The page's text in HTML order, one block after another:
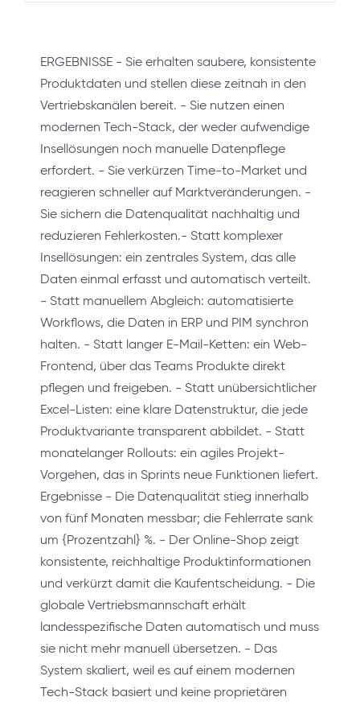
ERGEBNISSE - Sie erhalten saubere, konsistente
Produktdaten und stellen diese zeitnah in den
Vertriebskanälen bereit. - Sie nutzen einen
modernen Tech-Stack, der weder aufwendige
Insellösungen noch manuelle Datenpflege
erfordert. - Sie verkürzen Time-to-Market und
reagieren schneller auf Marktveränderungen. -
Sie sichern die Datenqualität nachhaltig und
reduzieren Fehlerkosten.- Statt komplexer
Insellösungen: ein zentrales System, das alle
Daten einmal erfasst und automatisch verteilt.
- Statt manuellem Abgleich: automatisierte
Workflows, die Daten in ERP und PIM synchron
halten. - Statt langer E-Mail-Ketten: ein Web-
Frontend, über das Teams Produkte direkt
pflegen und freigeben. - Statt unübersichtlicher
Excel-Listen: eine klare Datenstruktur, die jede
Produktvariante transparent abbildet. - Statt
monatelanger Rollouts: ein agiles Projekt-
Vorgehen, das in Sprints neue Funktionen liefert.
Ergebnisse - Die Datenqualität stieg innerhalb
von fünf Monaten messbar; die Fehlerrate sank
um {Prozentzahl} %. - Der Online-Shop zeigt
konsistente, reichhaltige Produktinformationen
und verkürzt damit die Kaufentscheidung. - Die
globale Vertriebsmannschaft erhält
landesspezifische Daten automatisch und muss
sie nicht mehr manuell übersetzen. - Das
System skaliert, weil es auf einem modernen
Tech-Stack basiert und keine proprietären